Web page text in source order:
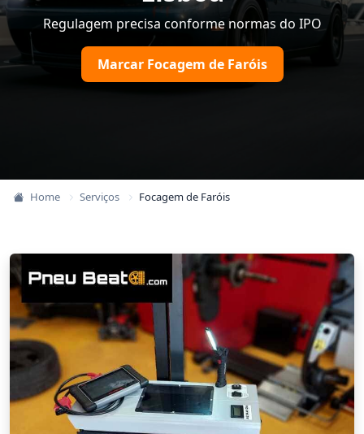
Regulagem precisa conforme normas do IPO
Marcar Focagem de Faróis
Home Serviços Focagem de Faróis